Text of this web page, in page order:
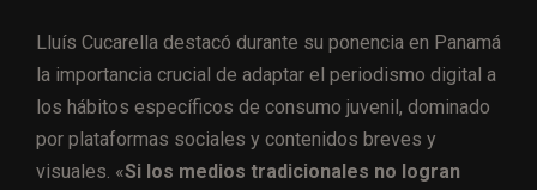
Lluís Cucarella destacó durante su ponencia en Panamá
la importancia crucial de adaptar el periodismo digital a
los hábitos específicos de consumo juvenil, dominado
por plataformas sociales y contenidos breves y
visuales. «Si los medios tradicionales no logran